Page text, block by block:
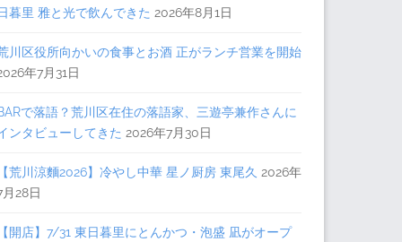
暮里 雅と光で飲んできた 2026年8月1日
川区役所向かいの食事とお酒 正がランチ営業を開始
年7月31日
で落語？荒川区在住の落語家、三遊亭兼作さんに
ンタビューしてきた 2026年7月30日
荒川涼麵2026】冷やし中華 星ノ厨房 東尾久 2026年
月28日
開店】7/31 東日暮里にとんかつ・泡盛 凪がオープ